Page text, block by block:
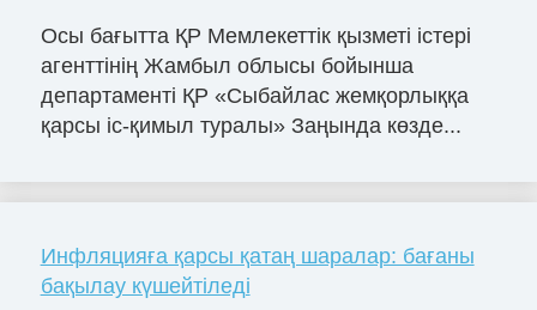
Осы бағытта ҚР Мемлекеттік қызметі істері
агенттінің Жамбыл облысы бойынша
департаменті ҚР «Сыбайлас жемқорлыққа
қарсы іс-қимыл туралы» Заңында көзде...
Инфляцияға қарсы қатаң шаралар: бағаны
бақылау күшейтіледі